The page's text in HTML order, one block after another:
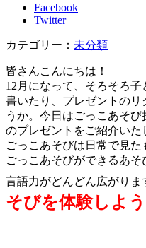
Facebook
Twitter
カテゴリー： 未分類
皆さんこんにちは！
12月になって、そろそろ
書いたり、プレゼントのリ
うか。今日はごっこあそ
のプレゼントをご紹介いた
ごっこあそびは日常で見た
ごっこあそびができるあ
言語力がどんどん広がりま
そびを体験しよう